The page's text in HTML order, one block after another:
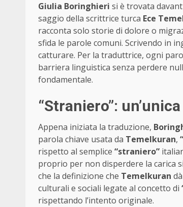
Giulia Boringhieri si è trovata
saggio della scrittrice turca Ece
racconta solo storie di dolore o
sfida le parole comuni. Scrivendo in
catturare. Per la traduttrice, ogni
barriera linguistica senza perdere
fondamentale.
“Straniero”:
Appena iniziata la traduzione,
parola chiave usata da Temelkuran,
rispetto al semplice “straniero”
proprio per non disperdere la carica
che la definizione che Temelkuran
culturali e sociali legate al concetto di
rispettando l’intento originale.